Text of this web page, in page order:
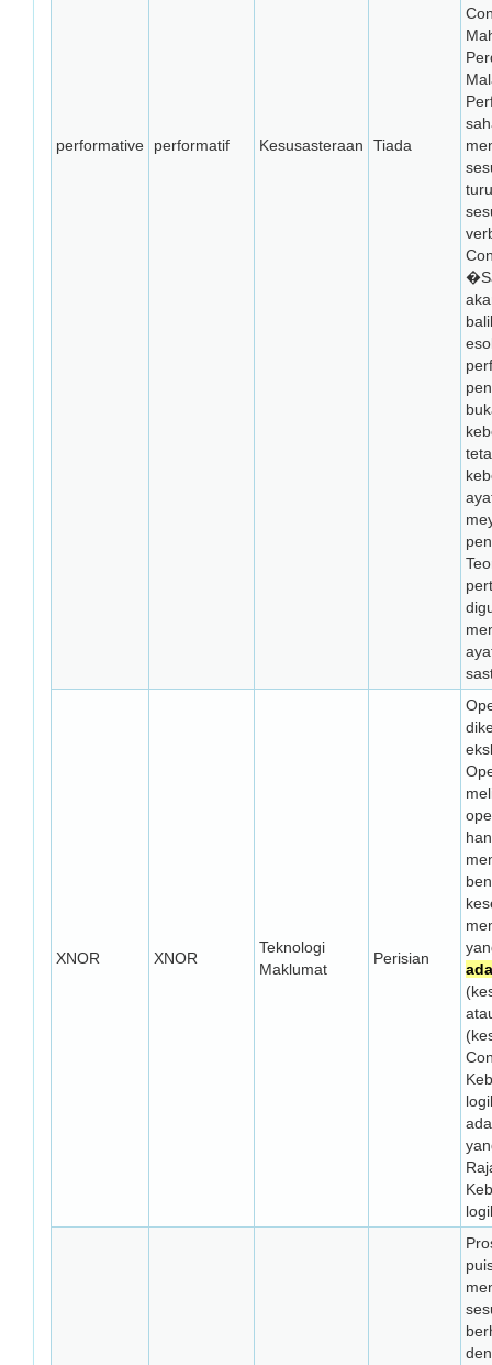
performative performatif Kesusasteraan Tiada
XNOR XNOR
Teknologi
Maklumat
Perisian
ada